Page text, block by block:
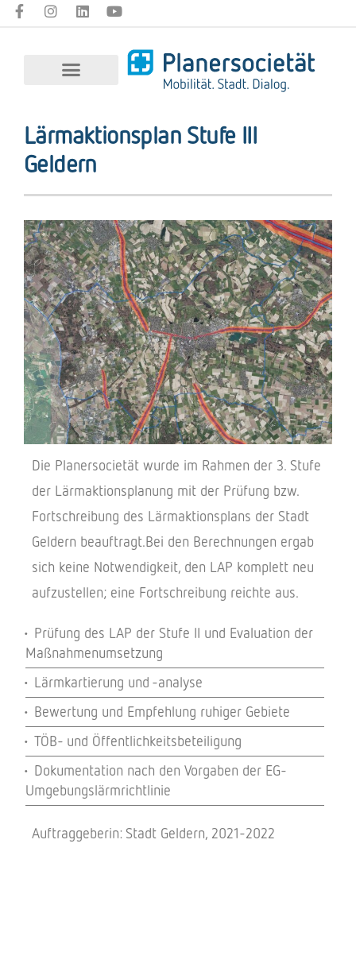
Lärmaktionsplan Stufe III
Geldern
Die Planersocietät wurde im Rahmen der 3. Stufe
der Lärmaktionsplanung mit der Prüfung bzw.
Fortschreibung des Lärmaktionsplans der Stadt
Geldern beauftragt.Bei den Berechnungen ergab
sich keine Notwendigkeit, den LAP komplett neu
aufzustellen; eine Fortschreibung reichte aus.
Prüfung des LAP der Stufe II und Evaluation der
Maßnahmenumsetzung
Lärmkartierung und -analyse
Bewertung und Empfehlung ruhiger Gebiete
TÖB- und Öffentlichkeitsbeteiligung
Dokumentation nach den Vorgaben der EG-
Umgebungslärmrichtlinie
Auftraggeberin: Stadt Geldern, 2021-2022